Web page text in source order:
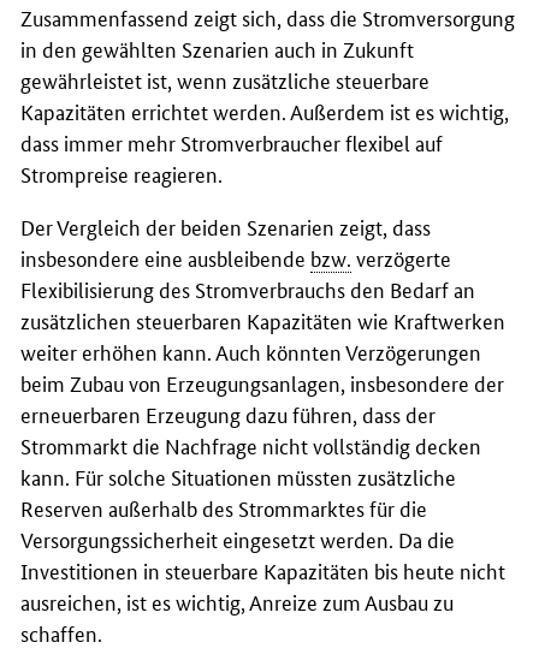
Zusammenfassend zeigt sich, dass die Stromversorgung
in den gewählten Szenarien auch in Zukunft
gewährleistet ist, wenn zusätzliche steuerbare
Kapazitäten errichtet werden. Außerdem ist es wichtig,
dass immer mehr Stromverbraucher flexibel auf
Strompreise reagieren.
Der Vergleich der beiden Szenarien zeigt, dass
insbesondere eine ausbleibende bzw. verzögerte
Flexibilisierung des Stromverbrauchs den Bedarf an
zusätzlichen steuerbaren Kapazitäten wie Kraftwerken
weiter erhöhen kann. Auch könnten Verzögerungen
beim Zubau von Erzeugungsanlagen, insbesondere der
erneuerbaren Erzeugung dazu führen, dass der
Strommarkt die Nachfrage nicht vollständig decken
kann. Für solche Situationen müssten zusätzliche
Reserven außerhalb des Strommarktes für die
Versorgungssicherheit eingesetzt werden. Da die
Investitionen in steuerbare Kapazitäten bis heute nicht
ausreichen, ist es wichtig, Anreize zum Ausbau zu
schaffen.